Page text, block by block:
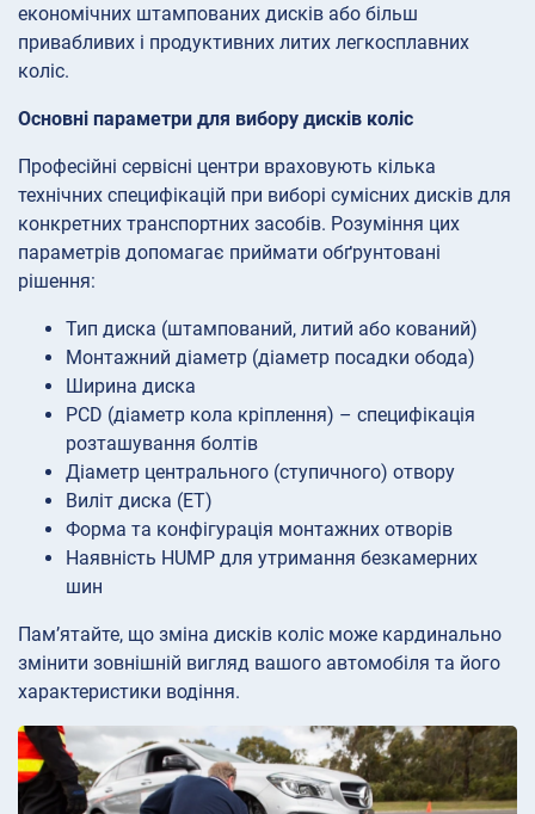
економічних штампованих дисків або більш
привабливих і продуктивних литих легкосплавних
коліс.
Основні параметри для вибору дисків коліс
Професійні сервісні центри враховують кілька
технічних специфікацій при виборі сумісних дисків для
конкретних транспортних засобів. Розуміння цих
параметрів допомагає приймати обґрунтовані
рішення:
Тип диска (штампований, литий або кований)
Монтажний діаметр (діаметр посадки обода)
Ширина диска
PCD (діаметр кола кріплення) – специфікація
розташування болтів
Діаметр центрального (ступичного) отвору
Виліт диска (ET)
Форма та конфігурація монтажних отворів
Наявність HUMP для утримання безкамерних
шин
Пам’ятайте, що зміна дисків коліс може кардинально
змінити зовнішній вигляд вашого автомобіля та його
характеристики водіння.